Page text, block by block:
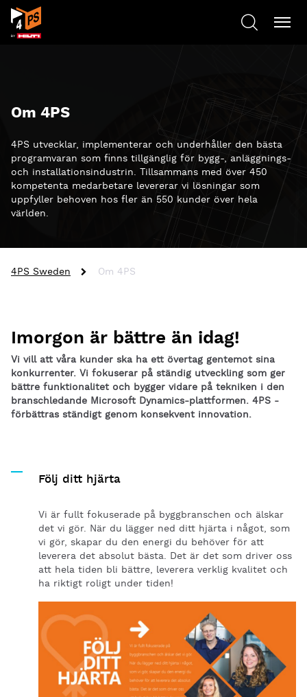
Om 4PS
4PS utvecklar, implementerar och underhåller den bästa
programvaran som finns tillgänglig för bygg-, anläggnings-
och installationsindustrin. Tillsammans med över 450
kompetenta medarbetare levererar vi lösningar som
uppfyller behoven hos fler än 550 kunder över hela
världen.
4PS Sweden Om 4PS
Imorgon är bättre än idag!
Vi vill att våra kunder ska ha ett övertag gentemot sina
konkurrenter. Vi fokuserar på ständig utveckling som ger
bättre funktionalitet och bygger vidare på tekniken i den
branschledande Microsoft Dynamics-plattformen. 4PS -
förbättras ständigt genom konsekvent innovation.
Följ ditt hjärta
Vi är fullt fokuserade på byggbranschen och älskar
det vi gör. När du lägger ned ditt hjärta i något, som
vi gör, skapar du den energi du behöver för att
leverera det absolut bästa. Det är det som driver oss
att hela tiden bli bättre, leverera verklig kvalitet och
ha riktigt roligt under tiden!